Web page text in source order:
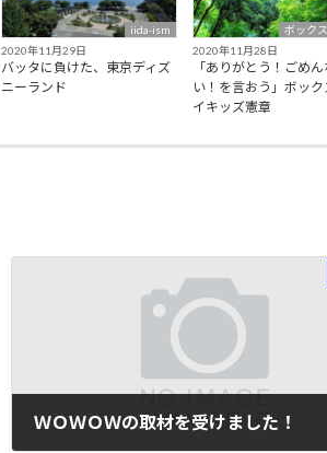
iida-ism
2020年11月29日
バッタに負けた、東京ディズ
ニーランド
ボック
2020年11月28日
「ありがとう！ごめん
い！を言おう」ボック
イキッズ憲章
ＷＯＷＯＷの取材を受けました！